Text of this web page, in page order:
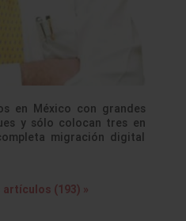
en México con grandes
y sólo colocan tres en
migración digital
(193) »